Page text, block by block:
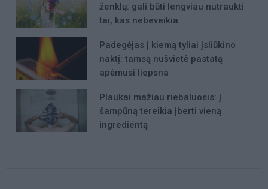
ženklų: gali būti lengviau nutraukti
tai, kas nebeveikia
Padegėjas į kiemą tyliai įsliūkino
naktį: tamsą nušvietė pastatą
apėmusi liepsna
Plaukai mažiau riebaluosis: į
šampūną tereikia įberti vieną
ingredientą